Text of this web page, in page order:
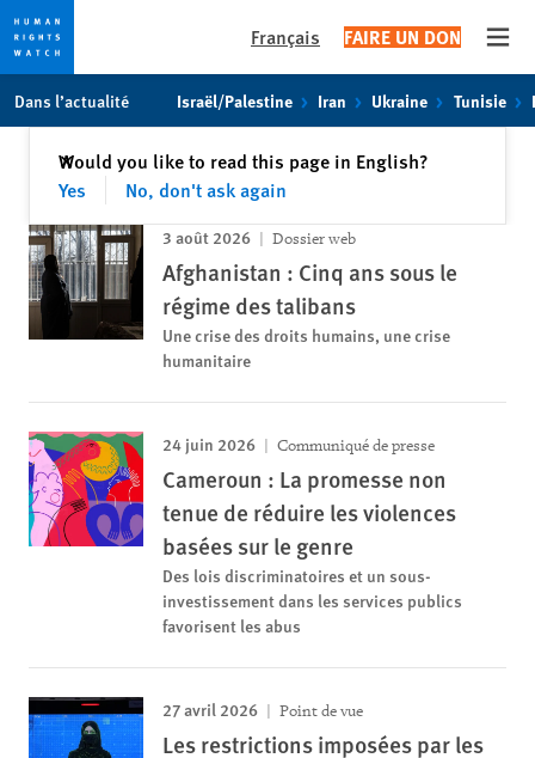
toto
content
Français FAIRE UN DON
Dans l’actualité Israël/Palestine Iran Ukraine Tunisie
Would you like to read this page in English?
Yes
No, don't ask again
✕Fermer
3 août 2026 Dossier web
Afghanistan : Cinq ans sous le
régime des talibans
Une crise des droits humains, une crise
humanitaire
24 juin 2026 Communiqué de presse
Cameroun : La promesse non
tenue de réduire les violences
basées sur le genre
Des lois discriminatoires et un sous-
investissement dans les services publics
favorisent les abus
27 avril 2026 Point de vue
Les restrictions imposées par les